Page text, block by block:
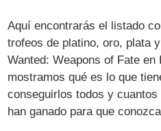
Aquí encontrarás el listado
trofeos de platino, oro, plata
Wanted: Weapons of Fate en
mostramos qué es lo que
conseguirlos todos y
han ganado para que